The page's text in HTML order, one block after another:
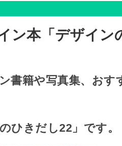
ン本「デザイン
書籍や写真集、おす
ひきだし22」です。